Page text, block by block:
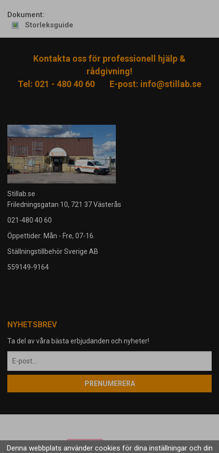
Dokument:
Storleksguide
Kontakta oss för professionell hjälp &
rådgivning!
Tel: 021 - 480 40 60
E-post: info@stillab.se
Stillab.se
Friledningsgatan 10, 721 37 Västerås
021-480 40 60
Öppettider: Mån - Fre, 07-16.
Ställningstillbehör Sverige AB
559149-9164
NYHETSBREV
Ta del av våra bästa erbjudanden och nyheter!
PRENUMERERA
Denna webbplats använder cookies för dina inställningar och din